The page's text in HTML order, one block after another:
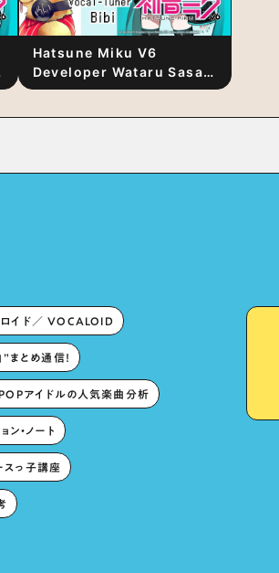
Hatsune Miku V6
Developer Wataru Sasaki
× Professional Vocal-
ロイド／ VOCALOID
とめ通信！
アイドルの人気楽曲分析
・ノート
スっ子講座